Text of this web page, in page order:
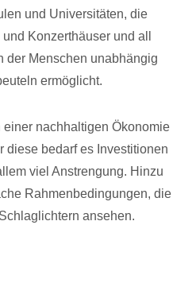
und Universitäten, die
Konzerthäuser und all
der Menschen unabhängig
ermöglicht.
einer nachhaltigen Ökonomie
diese bedarf es Investitionen
viel Anstrengung. Hinzu
Rahmenbedingungen, die
ansehen.